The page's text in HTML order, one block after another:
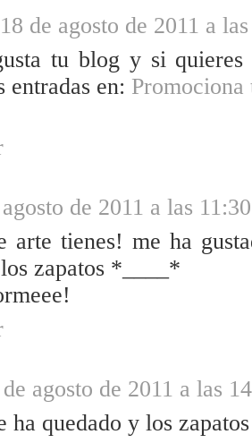
18 de agosto de 2011 a
tu blog y si
entradas en: Promociona
de 2011 a las 11:30
arte tienes! me ha
zapatos *____*
agosto de 2011 a las
ha quedado y los